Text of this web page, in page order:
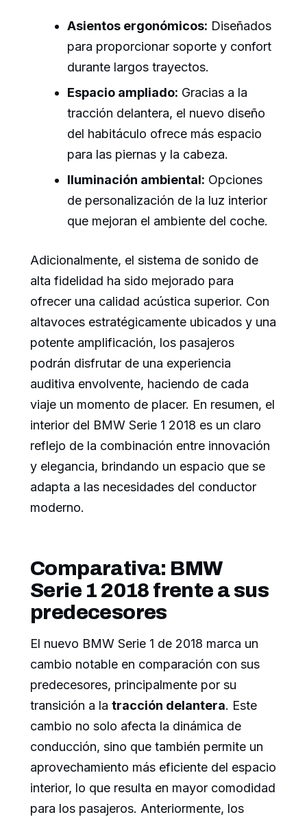
Asientos ergonómicos: Diseñados
para proporcionar soporte y confort
durante largos trayectos.
Espacio ampliado: Gracias a la
tracción delantera, el nuevo diseño
del habitáculo ofrece más espacio
para las piernas y la cabeza.
Iluminación ambiental: Opciones
de personalización de la luz interior
que mejoran el ambiente del coche.
Adicionalmente, el sistema de sonido de
alta fidelidad ha sido mejorado para
ofrecer una calidad acústica superior. Con
altavoces estratégicamente ubicados y una
potente amplificación, los pasajeros
podrán disfrutar de una experiencia
auditiva envolvente, haciendo de cada
viaje un momento de placer. En resumen, el
interior del BMW Serie 1 2018 es un claro
reflejo de la combinación entre innovación
y elegancia, brindando un espacio que se
adapta a las necesidades del conductor
moderno.
Comparativa: BMW
Serie 1 2018 frente a sus
predecesores
El nuevo BMW Serie 1 de 2018 marca un
cambio notable en comparación con sus
predecesores, principalmente por su
transición a la tracción delantera. Este
cambio no solo afecta la dinámica de
conducción, sino que también permite un
aprovechamiento más eficiente del espacio
interior, lo que resulta en mayor comodidad
para los pasajeros. Anteriormente, los